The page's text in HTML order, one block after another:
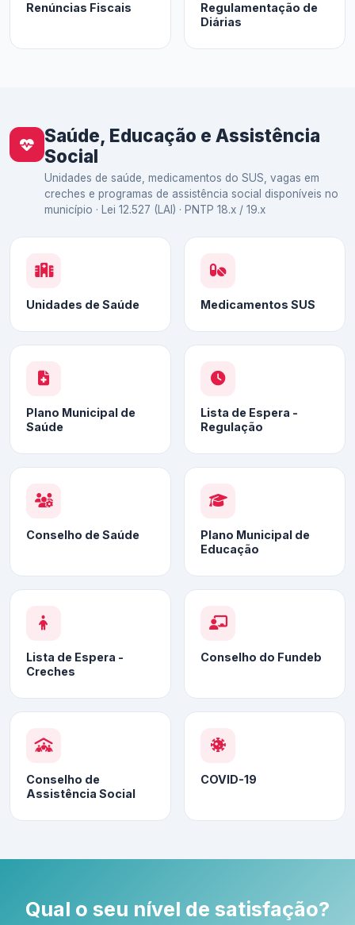
Renúncias Fiscais
Regulamentação de
Diárias
Saúde, Educação e Assistência
Social
Unidades de saúde, medicamentos do SUS, vagas em
creches e programas de assistência social disponíveis no
município · Lei 12.527 (LAI) · PNTP 18.x / 19.x
Unidades de Saúde Medicamentos SUS
Plano Municipal de
Saúde
Lista de Espera -
Regulação
Conselho de Saúde
Plano Municipal de
Educação
Lista de Espera -
Creches
Conselho do Fundeb
Conselho de
Assistência Social
COVID-19
Qual o seu nível de satisfação?